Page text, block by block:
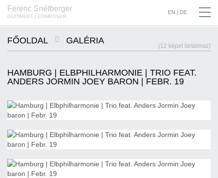
Ferenc Snétberger
GUITARIST | COMPOSER
EN | DE
SNÉTBERGER | JORMIN | BARON © SZILVIA CSIBI, MÜPA BUDAPEST
FŐOLDAL GALÉRIA
(12 képet tartalmaz)
HAMBURG | ELBPHILHARMONIE | TRIO FEAT.
ANDERS JORMIN JOEY BARON | FEBR. 19